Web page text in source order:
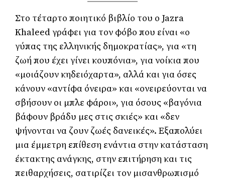
Στο τέταρτο ποιητικό βιβλίο του ο Jazra
Khaleed γράφει για τον φόβο που είναι «ο
γύπας της ελληνικής δημοκρατίας», για «τη
ζωή που έχει γίνει κουπόνια», για νοίκια που
«μοιάζουν κηδειόχαρτα», αλλά και για όσες
κάνουν «αντίφα όνειρα» και «ονειρεύονται να
σβήσουν οι μπλε φάροι», για όσους «βαγόνια
βάφουν βράδυ μες στις σκιές» και «δεν
ψήνονται να ζουν ζωές δανεικές». Εξαπολύει
μια έμμετρη επίθεση ενάντια στην κατάσταση
έκτακτης ανάγκης, στην επιτήρηση και τις
πειθαρχήσεις, σατιρίζει τον μισανθρωπισμό